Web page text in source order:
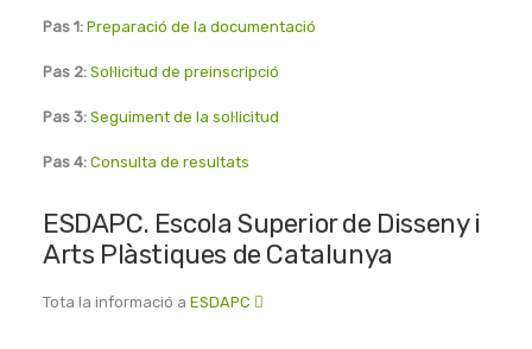
Pas 1: Preparació de la documentació
Pas 2: Sol·licitud de preinscripció
Pas 3: Seguiment de la sol·licitud
Pas 4: Consulta de resultats
ESDAPC. Escola Superior de Disseny i
Arts Plàstiques de Catalunya
Tota la informació a ESDAPC